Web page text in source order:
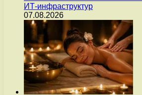
ИТ-инфраструктур
07.08.2026